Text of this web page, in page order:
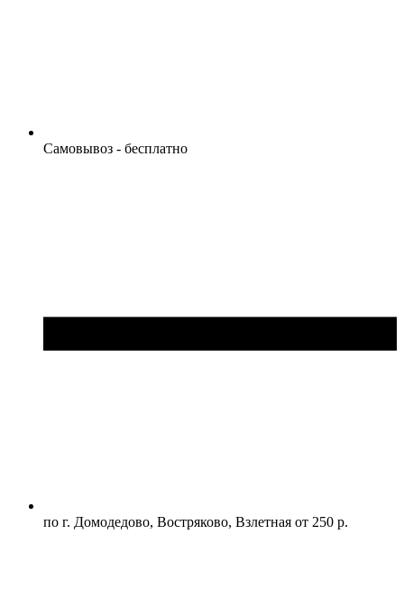
Самовывоз - бесплатно
по г. Домодедово, Востряково, Взлетная от 250 р.